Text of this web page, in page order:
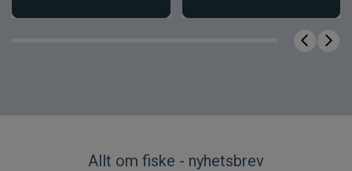
Allt om fiske - nyhetsbrev